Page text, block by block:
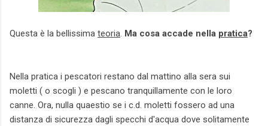
Questa è la bellissima teoria. Ma cosa accade nella pratica?
Nella pratica i pescatori restano dal mattino alla sera sui
moletti ( o scogli ) e pescano tranquillamente con le loro
canne. Ora, nulla quaestio se i c.d. moletti fossero ad una
distanza di sicurezza dagli specchi d'acqua dove solitamente